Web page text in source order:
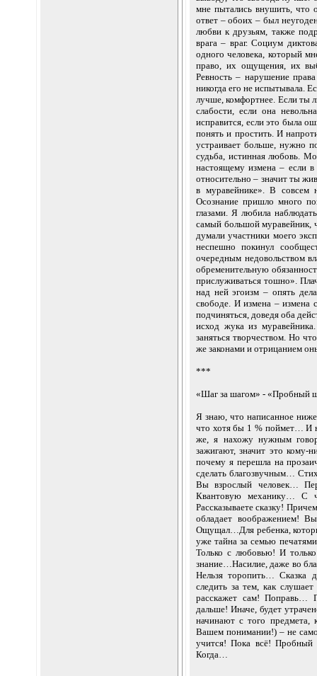
мне пытались внушить,
ответ – обоих – был
любви к друзьям, также
врага – враг. Социум
одного человека, который
право, их ощущения, их
Ревность – нарушение
никогда его не испытывала.
лучше, комфортнее. Если ты
слабости, если она
исправится, если это была
понять и простить. И
устраивает больше, нужно
судьба, истинная любовь.
настоящему измена – если
относительно – значит ты
в муравейнике». В совсем
Осознание пришло много
глазами. Я любила
самый большой муравейник,
думали участники моего
неспешно покинул
очередным недовольством
обременительную
прислуживаться тошно».
над ней эгоизм – опять
свободе. И измена – измена
подчиняться, доведя оба
исход жука из
заняться творчеством. Но
же законами и отрицанием
***
«Шаг за шагом» - «Пробный
Я знаю, что написанное
что хотя бы 1 % поймет… И
же, я нахожу нужным
зажигают, значит это
почему я перешла на
сделать благозвучным…
Вы взрослый человек…
Квантовую механику… С
Рассказываете сказку!
обладает
Ощущал…Для ребенка,
уже тайна за семью
Только с любовью! И
знание…Насилие, даже во
Нельзя торопить… Сказка
следить за тем, как
расскажет сам! Поправь…
дальше! Иначе, будет
начинают с того
Вашем понимании!) – не
учится! Пока всё!
Когда…